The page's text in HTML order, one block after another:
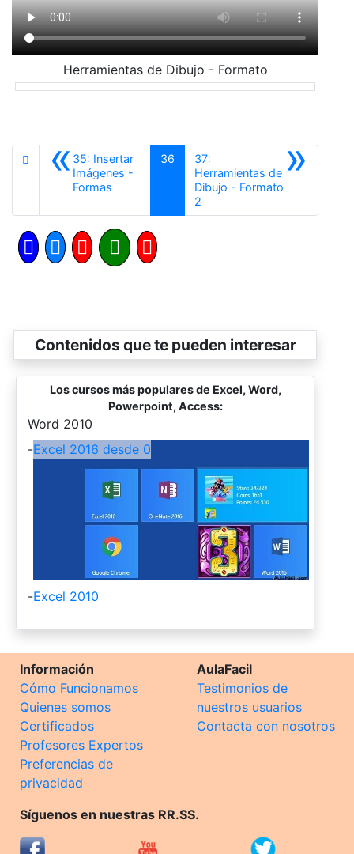
Herramientas de Dibujo - Formato
«35: Insertar
Imágenes -
Formas
36 »
37:
Herramientas de
Dibujo - Formato
2Siguiente
Contenidos que te pueden interesar
Los cursos más populares de Excel, Word,
Powerpoint, Access:
-
Word 2010
-Excel 2016 desde 0
-Excel 2010
Información
Cómo Funcionamos
Quienes somos
Certificados
Profesores Expertos
Preferencias de
privacidad
AulaFacil
Testimonios de
nuestros usuarios
Contacta con nosotros
Síguenos en nuestras RR.SS.